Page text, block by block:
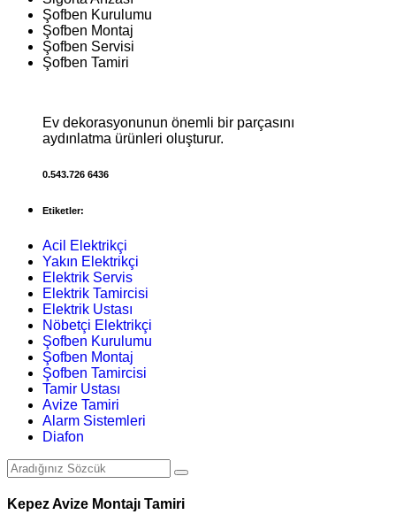
Şofben Kurulumu
Şofben Montaj
Şofben Servisi
Şofben Tamiri
Ev dekorasyonunun önemli bir parçasını
aydınlatma ürünleri oluşturur.
0.543.726 6436
Etiketler:
Acil Elektrikçi
Yakın Elektrikçi
Elektrik Servis
Elektrik Tamircisi
Elektrik Ustası
Nöbetçi Elektrikçi
Şofben Kurulumu
Şofben Montaj
Şofben Tamircisi
Tamir Ustası
Avize Tamiri
Alarm Sistemleri
Diafon
Kepez Avize Montajı Tamiri